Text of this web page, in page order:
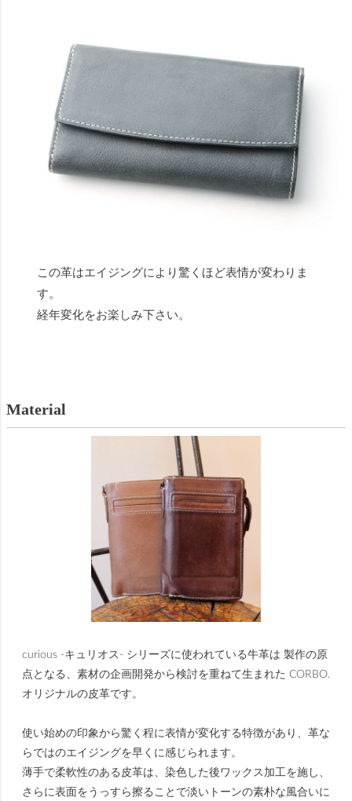
この革はエイジングにより驚くほど表情が変わりま
す。
経年変化をお楽しみ下さい。
Material
curious -キュリオス- シリーズに使われている牛革は 製作の原
点となる、素材の企画開発から検討を重ねて生まれた CORBO.
オリジナルの皮革です。
使い始めの印象から驚く程に表情が変化する特徴があり、革な
らではのエイジングを早くに感じられます。
薄手で柔軟性のある皮革は、染色した後ワックス加工を施し、
さらに表面をうっすら擦ることで淡いトーンの素朴な風合いに